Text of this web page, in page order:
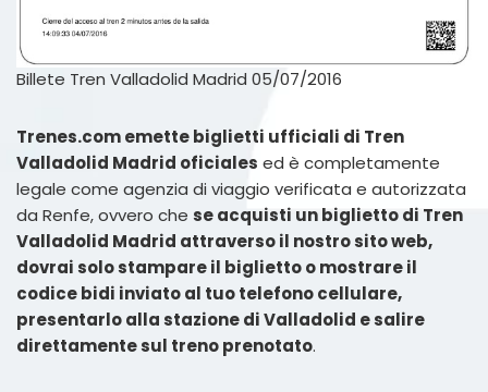
Billete Tren Valladolid Madrid 05/07/2016
Trenes.com emette biglietti ufficiali di Tren
Valladolid Madrid oficiales ed è completamente
legale come agenzia di viaggio verificata e autorizzata
da Renfe, ovvero che se acquisti un biglietto di Tren
Valladolid Madrid attraverso il nostro sito web,
dovrai solo stampare il biglietto o mostrare il
codice bidi inviato al tuo telefono cellulare,
presentarlo alla stazione di Valladolid e salire
direttamente sul treno prenotato.